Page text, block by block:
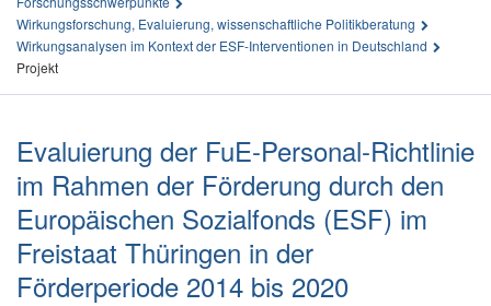
Wirkungsforschung, Evaluierung, wissenschaftliche Politikberatung
Wirkungsanalysen im Kontext der ESF-Interventionen in Deutschland
Projekt
Evaluierung der FuE-Personal-Richtlinie
im Rahmen der Förderung durch den
Europäischen Sozialfonds (ESF) im
Freistaat Thüringen in der
Förderperiode 2014 bis 2020